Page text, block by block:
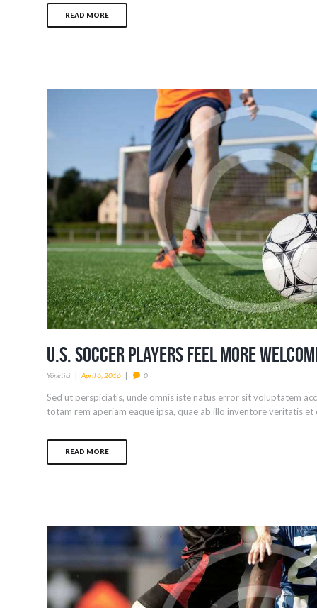
READ MORE
U.S. Soccer Players Feel More
Yönetici April 6, 2016 0
Sed ut perspiciatis, unde omnis iste natus error sit voluptatem
totam rem aperiam eaque ipsa, quae ab illo inventore veritatis
READ MORE